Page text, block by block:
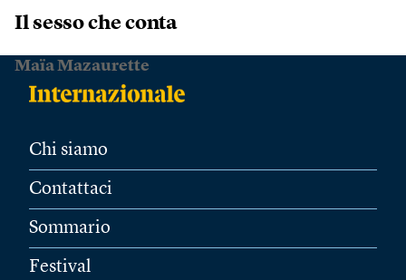
Il sesso che conta
Maïa Mazaurette
Chi siamo
Contattaci
Sommario
Festival